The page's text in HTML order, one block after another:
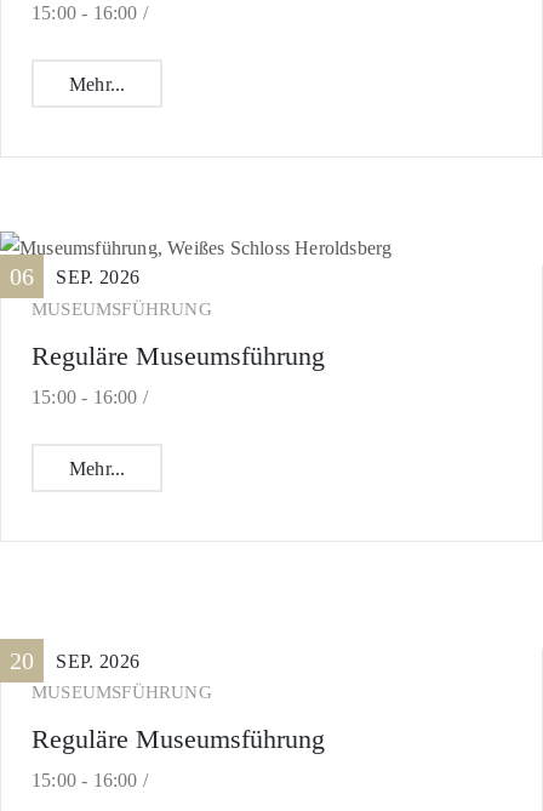
15:00 - 16:00 /
Mehr...
06 SEP. 2026
MUSEUMSFÜHRUNG
Reguläre Museumsführung
15:00 - 16:00 /
Mehr...
20 SEP. 2026
MUSEUMSFÜHRUNG
Reguläre Museumsführung
15:00 - 16:00 /